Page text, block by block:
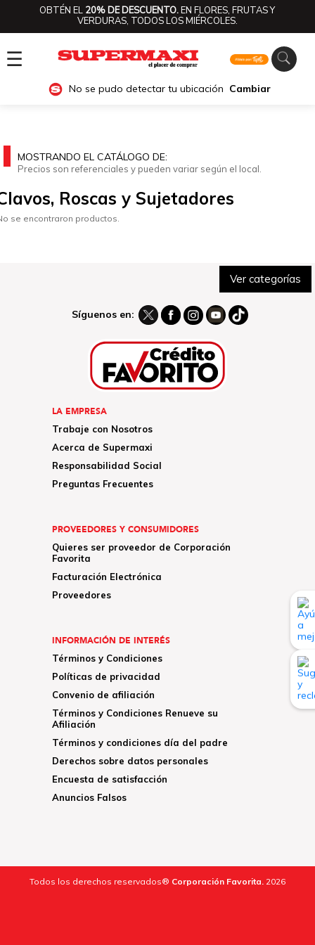
OBTÉN EL 20% DE DESCUENTO.EN FLORES, FRUTAS Y
VERDURAS, TODOS LOS MIÉRCOLES.
☰
No se pudo detectar tu ubicación Cambiar
Ver categorías
MOSTRANDO EL CATÁLOGO DE:
Precios son referenciales y pueden variar según el local.
Roscas y Sujetadores
se encontraron productos.
Síguenos en:
LA EMPRESA
Trabaje con Nosotros
Acerca de Supermaxi
Responsabilidad Social
Preguntas Frecuentes
PROVEEDORES Y CONSUMIDORES
Quieres ser proveedor de Corporación
Favorita
Facturación Electrónica
Proveedores
INFORMACIÓN DE INTERÉS
Términos y Condiciones
Políticas de privacidad
Convenio de afiliación
Términos y Condiciones Renueve su
Afiliación
Términos y condiciones día del padre
Derechos sobre datos personales
Encuesta de satisfacción
Anuncios Falsos
Todos los derechos reservados® Corporación Favorita. 2026